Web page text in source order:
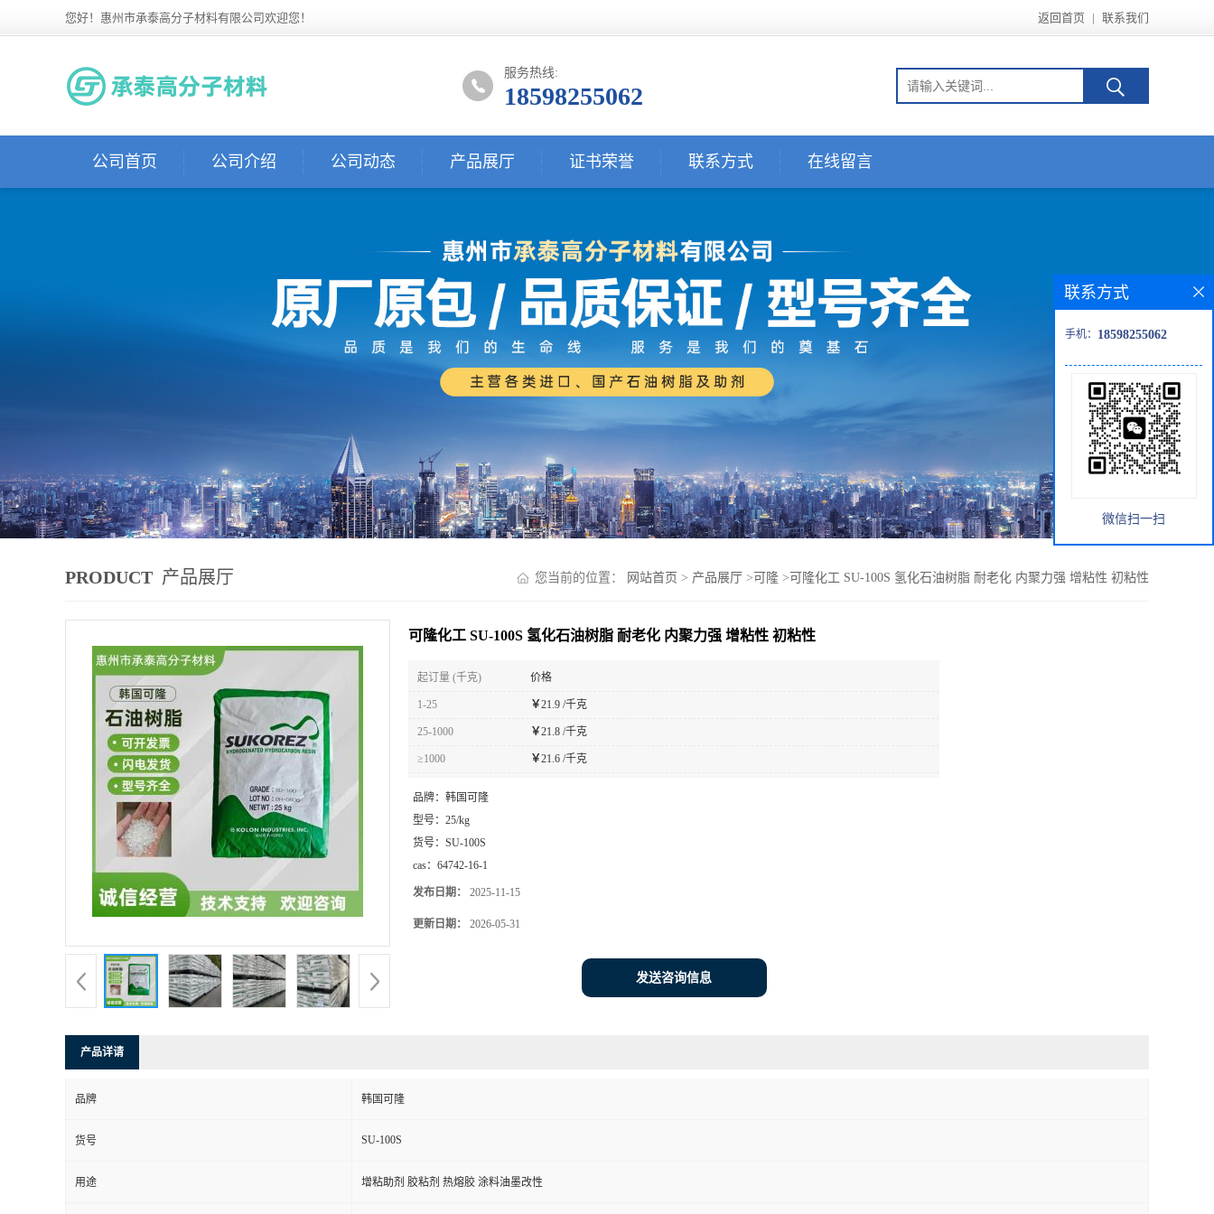
您好！惠州市承泰高分子材料有限公司欢迎您！ 返回首页 | 联系我们
服务热线:
18598255062
公司首页 公司介绍 公司动态 产品展厅 证书荣誉 联系方式 在线留言
PRODUCT 产品展厅 您当前的位置： 网站首页 > 产品展厅 > 可隆 > 可隆化工 SU-100S 氢化石油树脂 耐老化 内聚力强 增粘性 初粘性
可隆化工 SU-100S 氢化石油树脂 耐老化 内聚力强 增粘性 初粘性
起订量 (千克) 价格
1-25 ￥21.9 /千克
25-1000 ￥21.8 /千克
≥1000 ￥21.6 /千克
品牌： 韩国可隆
型号： 25/kg
货号： SU-100S
cas： 64742-16-1
发布日期： 2025-11-15
更新日期： 2026-05-31
发送咨询信息
产品详请
品牌 韩国可隆
货号 SU-100S
用途 增粘助剂 胶粘剂 热熔胶 涂料油墨改性
联系方式
手机： 18598255062
微信扫一扫